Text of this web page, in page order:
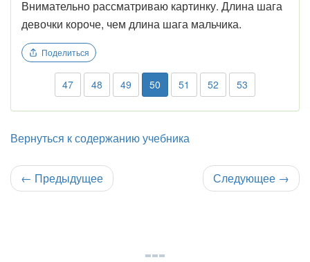
Внимательно рассматриваю картинку. Длина шага
девочки короче, чем длина шага мальчика.
Поделиться
47 48 49 50 51 52 53
Вернуться к содержанию учебника
← Предыдущее Следующее →